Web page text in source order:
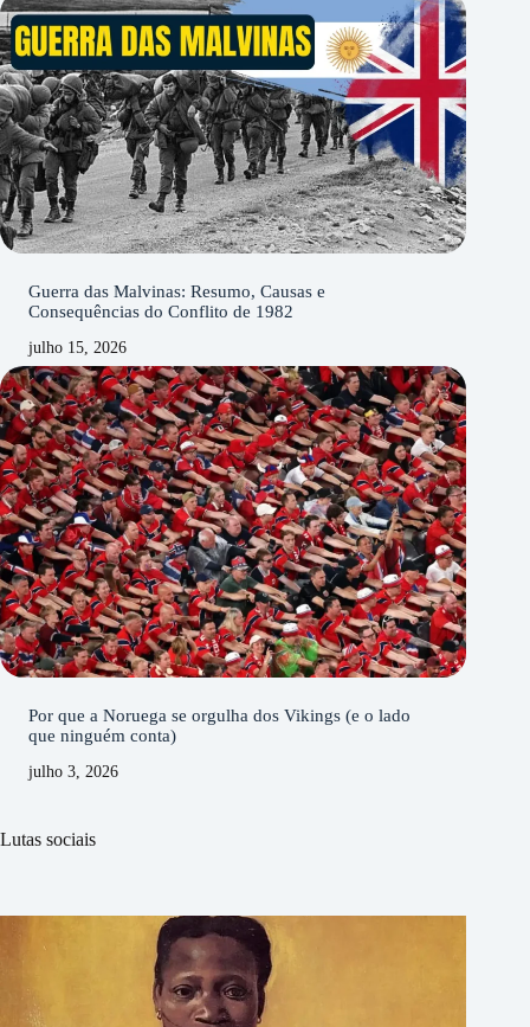
Guerra das Malvinas: Resumo, Causas e
Consequências do Conflito de 1982
julho 15, 2026
Por que a Noruega se orgulha dos Vikings (e o lado
que ninguém conta)
julho 3, 2026
Lutas sociais